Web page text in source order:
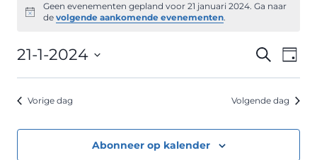
21
Bericht
Geen evenementen gepland voor 21 januari 2024. Ga naar
de volgende aankomende evenementen.
Zoeken
Dag
21-1-2024
Selecteer
datum.
Vorige dag Volgende dag
Abonneer op kalender